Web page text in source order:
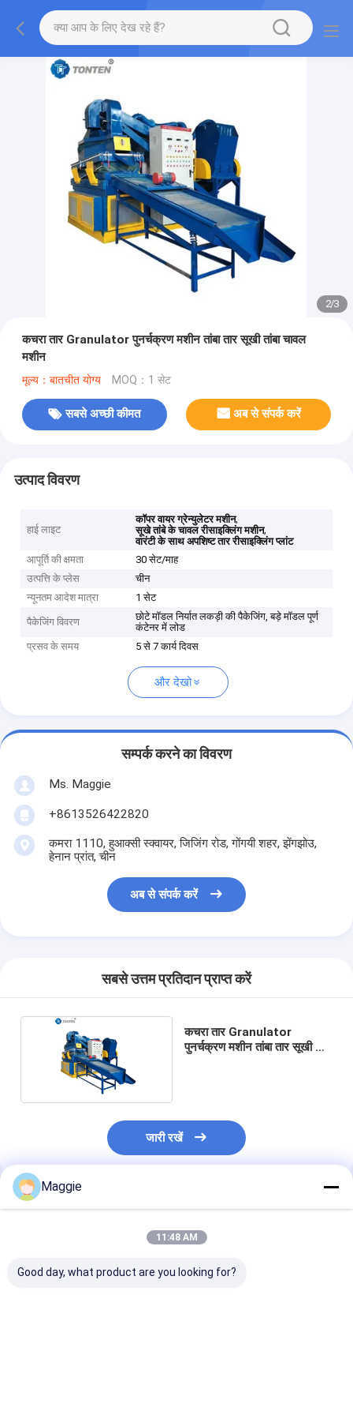
2/3
कचरा तार Granulator पुनर्चक्रण मशीन तांबा तार सूखी तांबा चावल
मशीन
मूल्य：बातचीत योग्य MOQ：1 सेट
सबसे अच्छी कीमत अब से संपर्क करें
उत्पाद विवरण
हाई लाइट
कॉपर वायर ग्रेन्युलेटर मशीन,
सूखे तांबे के चावल रीसाइक्लिंग मशीन,
वारंटी के साथ अपशिष्ट तार रीसाइक्लिंग प्लांट
आपूर्ति की क्षमता
30 सेट/माह
उत्पत्ति के प्लेस
चीन
न्यूनतम आदेश मात्रा
1 सेट
पैकेजिंग विवरण
छोटे मॉडल निर्यात लकड़ी की पैकेजिंग, बड़े मॉडल पूर्ण
कंटेनर में लोड
प्रसव के समय
5 से 7 कार्य दिवस
और देखो
सम्पर्क करने का विवरण
Ms. Maggie
+8613526422820
कमरा 1110, हुआक्सी स्क्वायर, जिजिंग रोड, गोंगयी शहर, झेंगझोउ,
हेनान प्रांत, चीन
अब से संपर्क करें
सबसे उत्तम प्रतिदान प्राप्त करें
कचरा तार Granulator
पुनर्चक्रण मशीन तांबा तार सूखी तांबा
जारी रखें
अनुशंसित उत्पाद
Maggie
11:48 AM
Good day, what product are you looking for?